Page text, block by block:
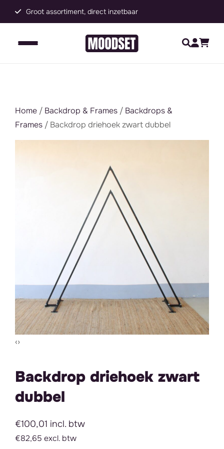
Groot assortiment, direct inzetbaar
Home / Backdrop & Frames / Backdrops &
Frames / Backdrop driehoek zwart dubbel
‹Vorige slide
›Volgende slide
Backdrop driehoek zwart
dubbel
€100,01 incl. btw
€82,65 excl. btw